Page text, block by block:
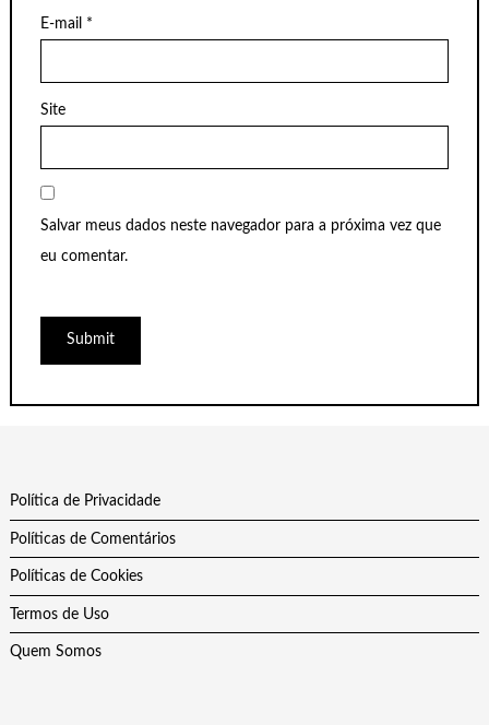
E-mail *
Site
Salvar meus dados neste navegador para a próxima vez que
eu comentar.
Política de Privacidade
Políticas de Comentários
Políticas de Cookies
Termos de Uso
Quem Somos